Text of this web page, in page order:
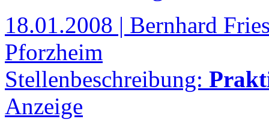
18.01.2008 | Bernhard
Pforzheim
Stellenbeschreibung:
Anzeige